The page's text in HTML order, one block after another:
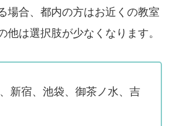
場合、都内の方はお近くの教室
他は選択肢が少なくなります。
新宿、池袋、御茶ノ水、吉